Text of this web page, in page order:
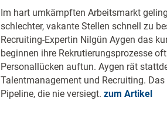
Im hart umkämpften Arbeitsmarkt
schlechter, vakante Stellen schnell zu
Recruiting-Expertin Nilgün Aygen das
beginnen ihre Rekrutierungsprozesse
Personallücken auftun. Aygen rät
Talentmanagement und Recruiting.
Pipeline, die nie versiegt. zum Artikel